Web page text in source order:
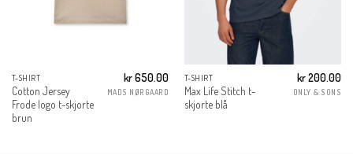
T-SHIRT
Cotton Jersey
Frode logo t-skjorte
brun
kr650.00
MADS NØRGAARD
T-SHIRT
Max Life Stitch t-
skjorte blå
kr200.00
ONLY & SONS